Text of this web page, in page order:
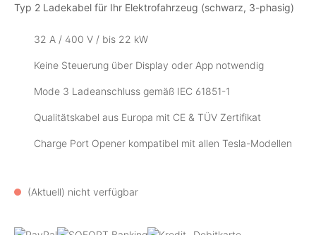
Typ 2 Ladekabel für Ihr Elektrofahrzeug (schwarz, 3-phasig)
32 A / 400 V / bis 22 kW
Keine Steuerung über Display oder App notwendig
Mode 3 Ladeanschluss gemäß IEC 61851-1
Qualitätskabel aus Europa mit CE & TÜV Zertifikat
Charge Port Opener kompatibel mit allen Tesla-Modellen
(Aktuell) nicht verfügbar